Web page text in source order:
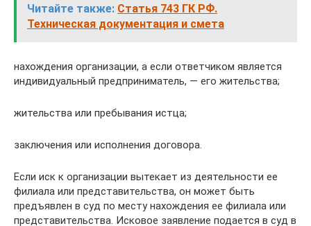
Читайте также: Статья 743 ГК РФ.
Техническая документация и смета
нахождения организации, а если ответчиком является
индивидуальный предприниматель, — его жительства;
жительства или пребывания истца;
заключения или исполнения договора.
Если иск к организации вытекает из деятельности ее
филиала или представительства, он может быть
предъявлен в суд по месту нахождения ее филиала или
представительства. Исковое заявление подается в суд в